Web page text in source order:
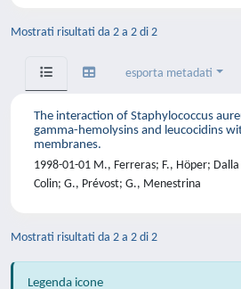
Mostrati risultati da 2 a 2 di 2
esporta metadati
The interaction of Staphylococcus
gamma-hemolysins and leucocidins
membranes.
1998-01-01 M., Ferreras; F., Höper;
Colin; G., Prévost; G., Menestrina
Mostrati risultati da 2 a 2 di 2
Legenda icone